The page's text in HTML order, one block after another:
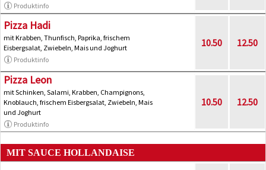
Produktinfo
Pizza Hadi
mit Krabben, Thunfisch, Paprika, frischem
Eisbergsalat, Zwiebeln, Mais und Joghurt
Produktinfo
10.50 12.50
Pizza Leon
mit Schinken, Salami, Krabben, Champignons,
Knoblauch, frischem Eisbergsalat, Zwiebeln, Mais
und Joghurt
Produktinfo
10.50 12.50
MIT SAUCE HOLLANDAISE